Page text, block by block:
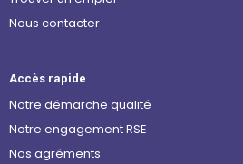
Nous contacter
Accès rapide
Notre démarche qualité
Notre engagement RSE
Nos agréments